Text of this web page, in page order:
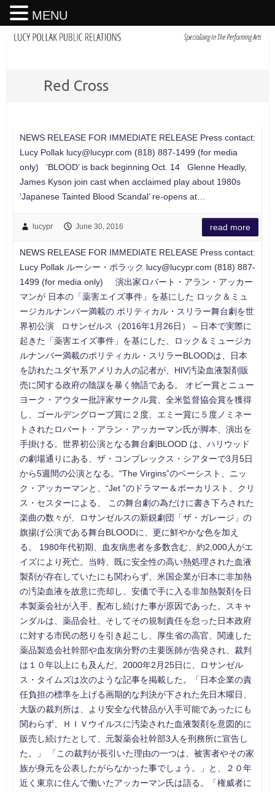
Red Cross
NEWS RELEASE FOR IMMEDIATE RELEASE Press contact:
Lucy Pollak lucy@lucypr.com (818) 887-1499 (for media
only) ‘BLOOD’ is back beginning Oct. 14 Glenne Headly,
James Kyson join cast when acclaimed play about 1980s
‘Japanese Tainted Blood Scandal’ re-opens at…
lucypr June 30, 2016 read more
NEWS RELEASE FOR IMMEDIATE RELEASE Press contact:
Lucy Pollak ルーシー・ポラック lucy@lucypr.com (818) 887-
1499 (for media only) 演出家ロバート・アラン・アッカー
マンが 日本の「薬害エイズ事件」を基にした ロック＆ミュ
ージカルナンバー満載の ポリティカル・スリラー舞台劇を世
界初公演 ロサンゼルス（2016年1月26日） – 日本で実際に
起きた「薬害エイズ事件」を基にした、ロック＆ミュージカ
ルナンバー満載のポリティカル・スリラーBLOODは、日本
を訪れたユダヤ系アメリカ人の記者が、HIV汚染血液製剤販
売に関する政府の陰謀を暴く物語である。 オビー賞とニュー
ヨーク・アウター批評家サークル賞、全米監督協会賞を獲得
し、ゴールデングローブ賞に２度、エミー賞に５度ノミネー
トされたロバート・アラン・アッカーマン氏が脚本、演出を
手掛ける。世界初公演となる舞台劇BLOOD は、ハリウッド
の劇場通りにある、ザ・コンプレックス・シアターで3月5日
から5週間の公演となる。“The Virgins”のベーシスト、ニッ
ク・アッカーマンと、“Jet ”のドラマー＆ボーカリスト、クリ
ス・セスターによる、 この舞台劇の為だけに書き下ろされた
楽曲の数々が、ロサンゼルスの新鋭劇団「ザ・ガレージ」の
旗揚げ公演である舞台BLOODに、更に鮮やかな色を加え
る。 1980年代初期、血友病患者を多数含む、約2,000人がエ
イズにより死亡。当時、既に安全性の高い熱処理された血液
製剤が存在していたにも関わらず、米国企業が日本に非加熱
の汚染血液を故意に売却し、安価で手に入る非加熱製剤を日
本製薬会社が入手、配布し続けた事が原因であった。スキャ
ンダルは、薬品会社、そしてその規制責任を怠った日本政府
に対する市民の怒りを引き起こし、厚生省の高官、関連した
薬品製造会社幹部や血友病分野の主要医師が告発され、裁判
は１０年以上にも及んだ。2000年2月25日に、ロサンゼル
ス・タイムズは次のような記事を掲載した。「日本企業の責
任負担の標準を上げる画期的な判決が下された先日木曜日、
大阪の裁判所は、より安全な代替品が入手可能であったにも
関わらず、ＨＩＶウイルスに汚染された血液製剤を意図的に
販売し続けたとして、元製薬会社幹部3人を刑務所に宣告し
た。」 「この裁判が長引いた理由の一つは、被害者やその家
族が身元を公表したがらなかった事でしょう。」と、２０年
近く東京に住んで働いたアッカーマン氏は語る。「権威者に
MENU